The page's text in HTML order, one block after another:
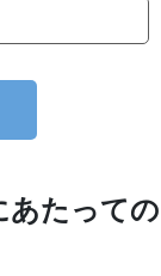
あたっての